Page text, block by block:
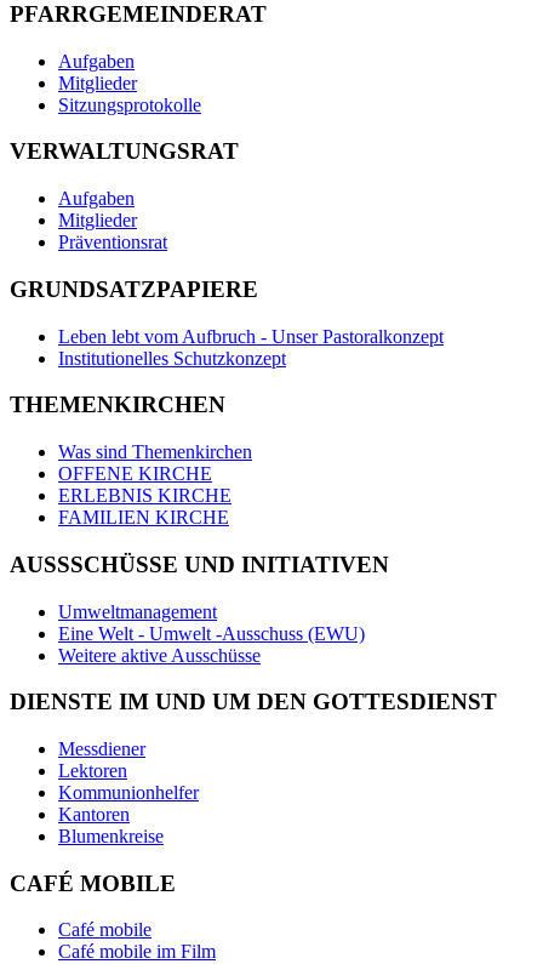
PFARRGEMEINDERAT
Aufgaben
Mitglieder
Sitzungsprotokolle
VERWALTUNGSRAT
Aufgaben
Mitglieder
Präventionsrat
GRUNDSATZPAPIERE
Leben lebt vom Aufbruch - Unser Pastoralkonzept
Institutionelles Schutzkonzept
THEMENKIRCHEN
Was sind Themenkirchen
OFFENE KIRCHE
ERLEBNIS KIRCHE
FAMILIEN KIRCHE
AUSSSCHÜSSE UND INITIATIVEN
Umweltmanagement
Eine Welt - Umwelt -Ausschuss (EWU)
Weitere aktive Ausschüsse
DIENSTE IM UND UM DEN GOTTESDIENST
Messdiener
Lektoren
Kommunionhelfer
Kantoren
Blumenkreise
CAFÉ MOBILE
Café mobile
Café mobile im Film